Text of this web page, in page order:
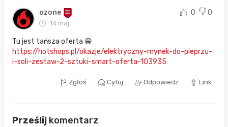
ozone
14 maj
0 0
Tu jest tańsza oferta 😁
https://hotshops.pl/okazje/elektryczny-mynek-do-pieprzu-
i-soli-zestaw-2-sztuki-smart-oferta-103935
Zgłoś Cytuj Odpowiedz Link
Prześlij komentarz